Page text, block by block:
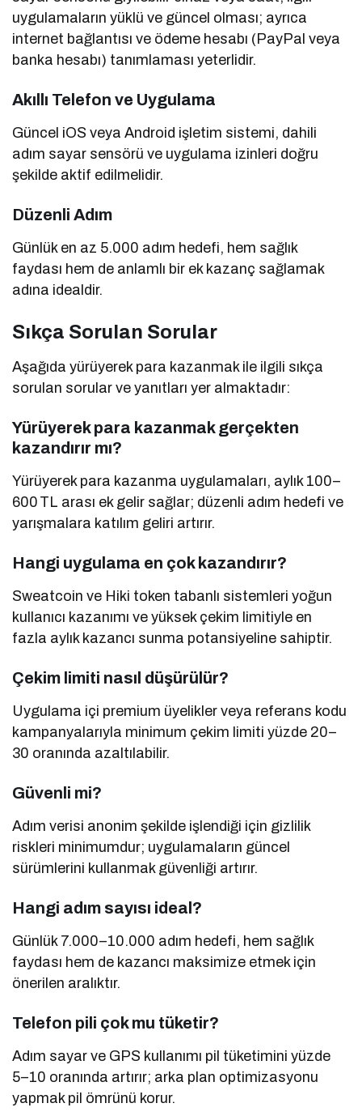
uygulamaların yüklü ve güncel olması; ayrıca
internet bağlantısı ve ödeme hesabı (PayPal veya
banka hesabı) tanımlaması yeterlidir.
Akıllı Telefon ve Uygulama
Güncel iOS veya Android işletim sistemi, dahili
adım sayar sensörü ve uygulama izinleri doğru
şekilde aktif edilmelidir.
Düzenli Adım
Günlük en az 5.000 adım hedefi, hem sağlık
faydası hem de anlamlı bir ek kazanç sağlamak
adına idealdir.
Sıkça Sorulan Sorular
Aşağıda yürüyerek para kazanmak ile ilgili sıkça
sorulan sorular ve yanıtları yer almaktadır:
Yürüyerek para kazanmak gerçekten
kazandırır mı?
Yürüyerek para kazanma uygulamaları, aylık 100–
600 TL arası ek gelir sağlar; düzenli adım hedefi ve
yarışmalara katılım geliri artırır.
Hangi uygulama en çok kazandırır?
Sweatcoin ve Hiki token tabanlı sistemleri yoğun
kullanıcı kazanımı ve yüksek çekim limitiyle en
fazla aylık kazancı sunma potansiyeline sahiptir.
Çekim limiti nasıl düşürülür?
Uygulama içi premium üyelikler veya referans kodu
kampanyalarıyla minimum çekim limiti yüzde 20–
30 oranında azaltılabilir.
Güvenli mi?
Adım verisi anonim şekilde işlendiği için gizlilik
riskleri minimumdur; uygulamaların güncel
sürümlerini kullanmak güvenliği artırır.
Hangi adım sayısı ideal?
Günlük 7.000–10.000 adım hedefi, hem sağlık
faydası hem de kazancı maksimize etmek için
önerilen aralıktır.
Telefon pili çok mu tüketir?
Adım sayar ve GPS kullanımı pil tüketimini yüzde
5–10 oranında artırır; arka plan optimizasyonu
yapmak pil ömrünü korur.